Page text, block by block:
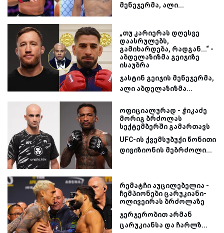
მენეჯერმა, ალი...
„თუ კარიერას დღესვე
დაასრულებს,
გამიხარდება, რადგან...“ -
აბდელაზიზმა გეიჯიზე
ისაუბრა
ჯასტინ გეიჯის მენეჯერმა,
ალი აბდელაზიზმა...
ოფიციალურად - ჭიკაძე
მორიგ ბრძოლას
სექტემბერში გამართავს
UFC-ის ქვემსუბუქი წონითი
დივიზიონის მებრძოლი...
რემატჩი აუცილებელია -
ჩემპიონები ცარუკიანი-
ოლივეირას ბრძოლაზე
ჯერჯერობით არმან
ცარუკიანსა და ჩარლზ...